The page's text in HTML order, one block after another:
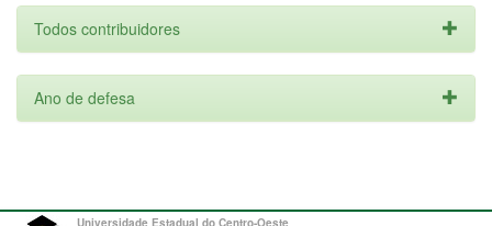
Todos contribuidores
Ano de defesa
Universidade Estadual do Centro-Oeste